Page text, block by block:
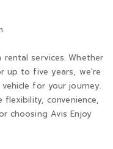
services. Whether
up to five years, we're
for your journey.
convenience,
choosing Avis Enjoy